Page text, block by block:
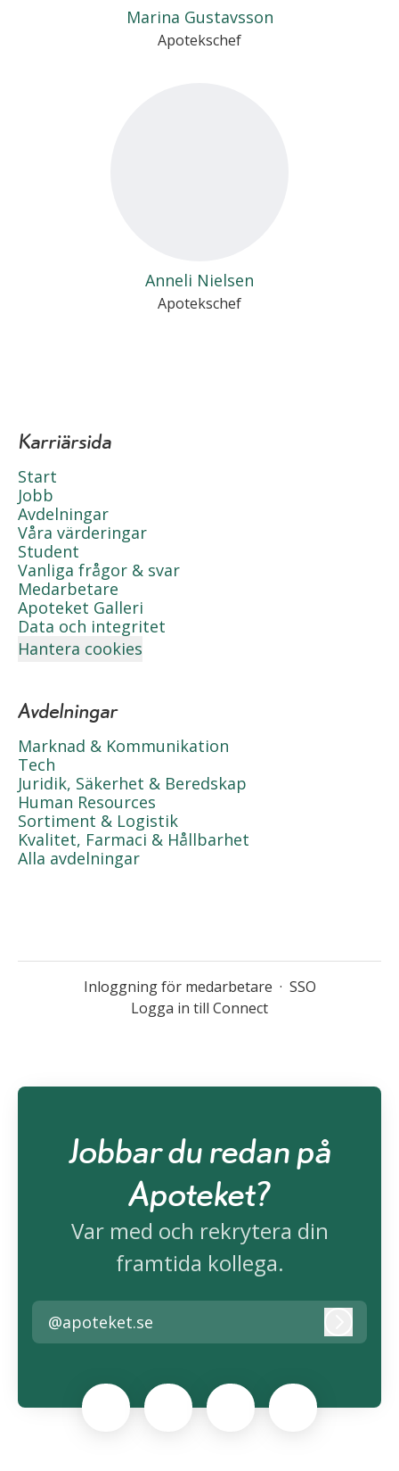
Marina Gustavsson
Apotekschef
Anneli Nielsen
Apotekschef
Karriärsida
Start
Jobb
Avdelningar
Våra värderingar
Student
Vanliga frågor & svar
Medarbetare
Apoteket Galleri
Data och integritet
Hantera cookies
Avdelningar
Marknad & Kommunikation
Tech
Juridik, Säkerhet & Beredskap
Human Resources
Sortiment & Logistik
Kvalitet, Farmaci & Hållbarhet
Alla avdelningar
Inloggning för medarbetare · SSO
Logga in till Connect
Jobbar du redan på
Apoteket?
Var med och rekrytera din
framtida kollega.
@apoteket.se